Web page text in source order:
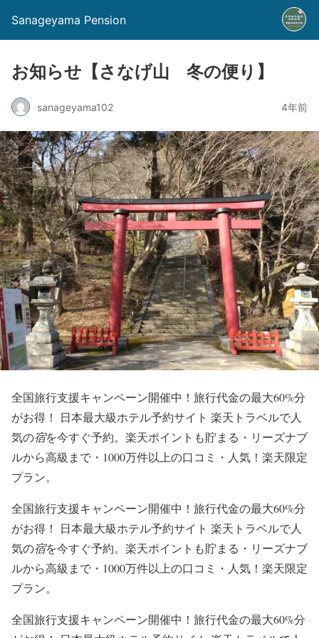
Sanageyama Pension
お知らせ【さなげ山 冬の便り】
sanageyama102 4年前
全国旅行支援キャンペーン開催中！旅行代金の最大60%分
がお得！ 日本最大級ホテル予約サイト 楽天トラベルで人
気の宿を今すぐ予約。楽天ポイントも貯まる・リーズナブ
ルから高級まで・1000万件以上の口コミ・人気！楽天限定
プラン。
全国旅行支援キャンペーン開催中！旅行代金の最大60%分
がお得！ 日本最大級ホテル予約サイト 楽天トラベルで人
気の宿を今すぐ予約。楽天ポイントも貯まる・リーズナブ
ルから高級まで・1000万件以上の口コミ・人気！楽天限定
プラン。
全国旅行支援キャンペーン開催中！旅行代金の最大60%分